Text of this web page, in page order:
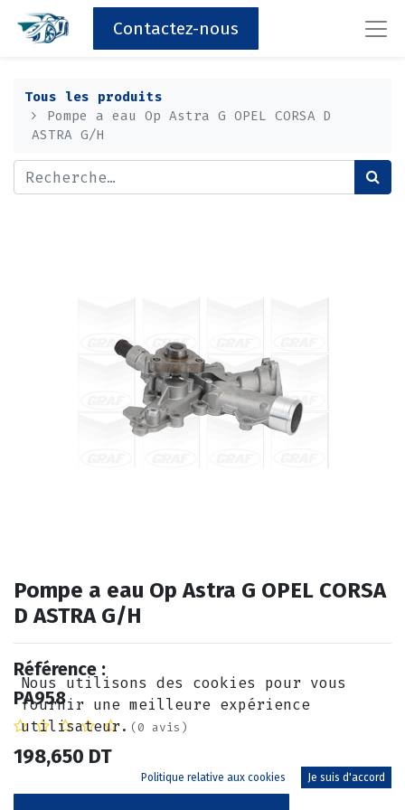
Contactez-nous
Tous les produits
Pompe a eau Op Astra G OPEL CORSA D
ASTRA G/H
Pompe a eau Op Astra G OPEL CORSA
D ASTRA G/H
Référence :
PA958
(0 avis)
198,650 DT
Nous utilisons des cookies pour vous
fournir une meilleure expérience
utilisateur.
Politique relative aux cookies Je suis d'accord